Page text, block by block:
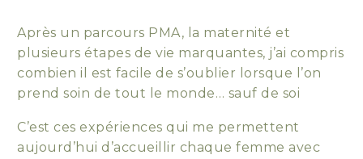
Après un parcours PMA, la maternité et
plusieurs étapes de vie marquantes, j’ai compris
combien il est facile de s’oublier lorsque l’on
prend soin de tout le monde… sauf de soi
C’est ces expériences qui me permettent
aujourd’hui d’accueillir chaque femme avec